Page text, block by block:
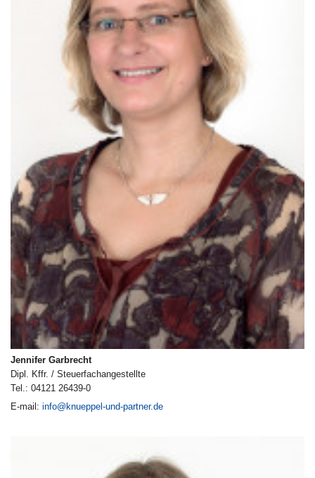
Jennifer Garbrecht
Dipl. Kffr. / Steuerfachangestellte
Tel.: 04121 26439-0
E-mail: info@knueppel-und-partner.de